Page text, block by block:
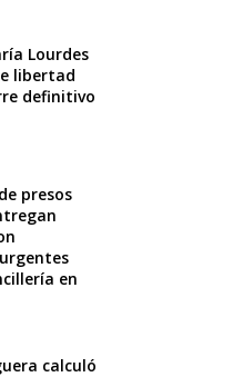
Lourdes
libertad
definitivo
presos
en
calculó